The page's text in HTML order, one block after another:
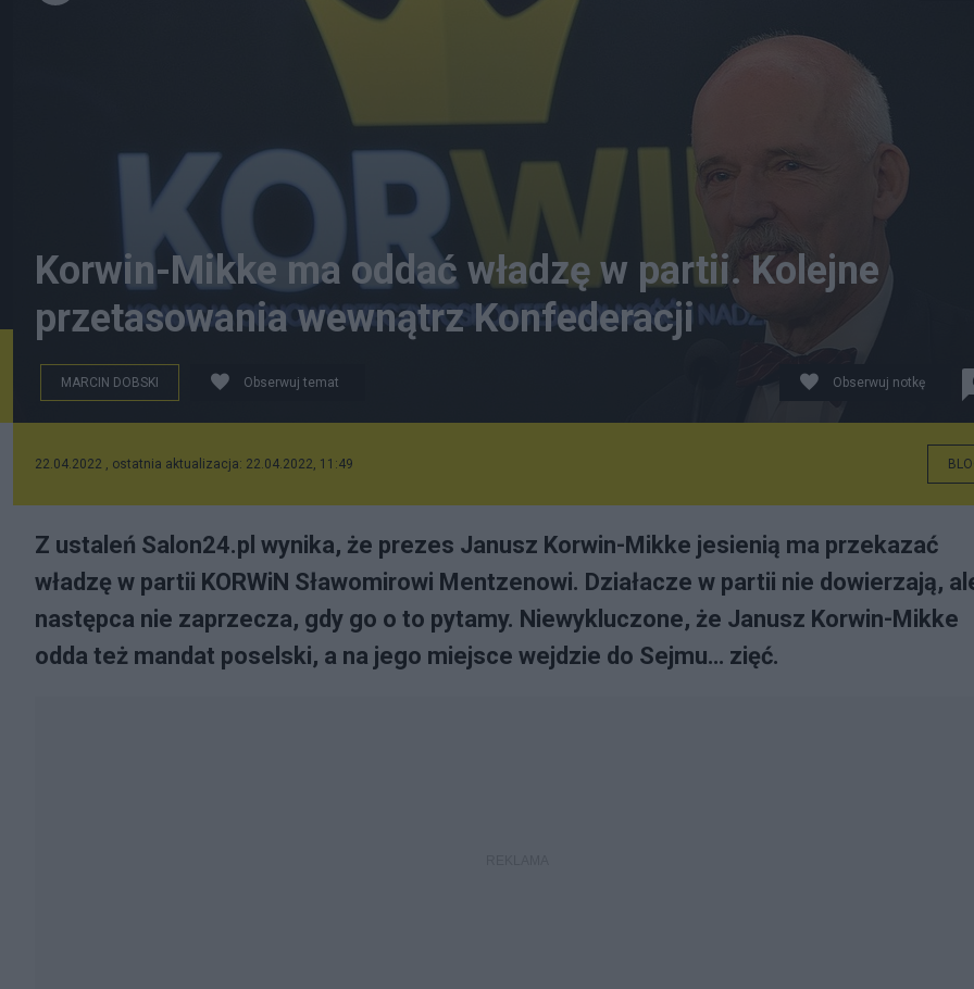
Korwin-Mikke ma oddać władzę w partii. Kolejne
przetasowania wewnątrz Konfederacji
MARCIN DOBSKI Obserwuj temat Obserwuj notkę
22.04.2022 , ostatnia aktualizacja: 22.04.2022, 11:49
Z ustaleń Salon24.pl wynika, że prezes Janusz Korwin-Mikke jesienią ma przekazać
władzę w partii KORWiN Sławomirowi Mentzenowi. Działacze w partii nie dowierzają,
następca nie zaprzecza, gdy go o to pytamy. Niewykluczone, że Janusz Korwin-Mikke
odda też mandat poselski, a na jego miejsce wejdzie do Sejmu… zięć.